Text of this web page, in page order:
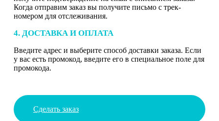
Когда отправим заказ вы получите письмо с трек-
номером для отслеживания.
4. ДОСТАВКА И ОПЛАТА
Введите адрес и выберите способ доставки заказа. Если
у вас есть промокод, введите его в специальное поле для
промокода.
Сделать заказ